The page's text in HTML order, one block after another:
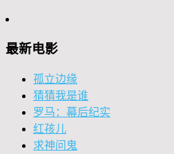
最新电影
孤立边缘
猜猜我是谁
罗马：幕后纪实
红孩儿
求神问鬼